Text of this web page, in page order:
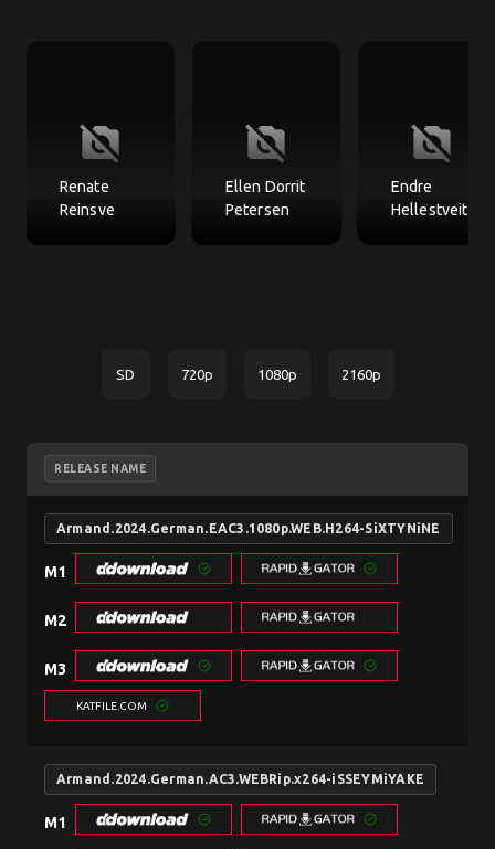
no_photography
Renate
Reinsve
no_photography
Ellen Dorrit
Petersen
no_photography
Endre
Hellestveit
SD 720p 1080p 2160p
RELEASE NAME
Armand.2024.German.EAC3.1080p.WEB.H264-SiXTYNiNE
M1
M2
M3
KATFILE.COM
Armand.2024.German.AC3.WEBRip.x264-iSSEYMiYAKE
M1